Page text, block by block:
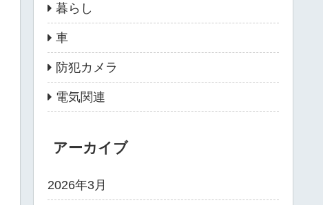
暮らし
車
防犯カメラ
電気関連
アーカイブ
2026年3月